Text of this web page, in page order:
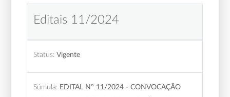
Editais 11/2024
Status: Vigente
Súmula: EDITAL Nº 11/2024 - CONVOCAÇÃO